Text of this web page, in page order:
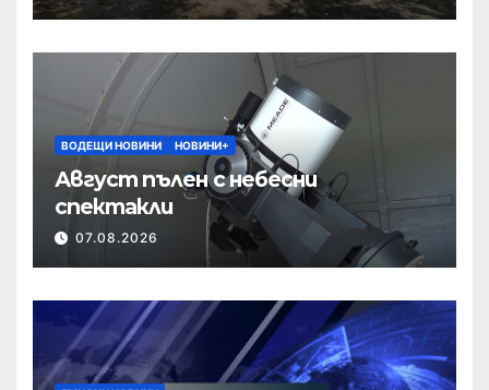
ВОДЕЩИ НОВИНИ НОВИНИ+
Август пълен с небесни
спектакли
07.08.2026